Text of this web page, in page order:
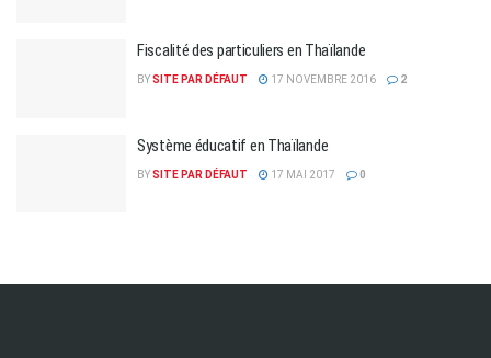
Fiscalité des particuliers en Thaïlande
BYSITE PAR DÉFAUT 17 NOVEMBRE 2016 2
Système éducatif en Thaïlande
BYSITE PAR DÉFAUT 17 MAI 2017 0